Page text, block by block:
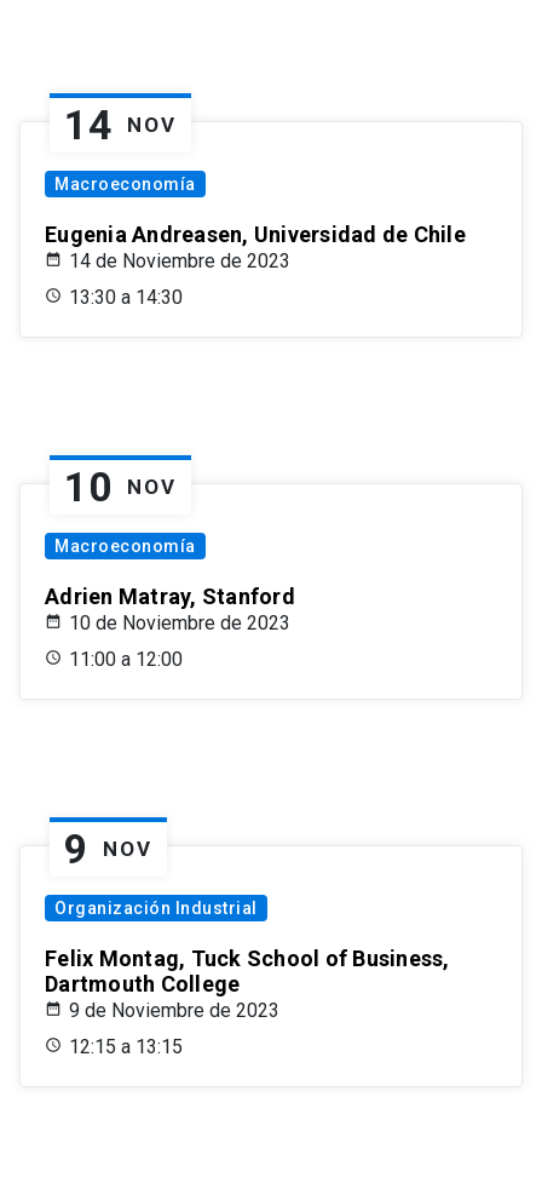
14 NOV
Macroeconomía
Eugenia Andreasen, Universidad de Chile
14 de Noviembre de 2023
13:30 a 14:30
10 NOV
Macroeconomía
Adrien Matray, Stanford
10 de Noviembre de 2023
11:00 a 12:00
9 NOV
Organización Industrial
Felix Montag, Tuck School of Business,
Dartmouth College
9 de Noviembre de 2023
12:15 a 13:15